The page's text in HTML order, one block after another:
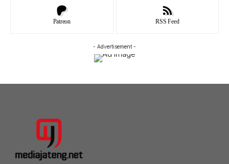
Patreon RSS Feed
- Advertisement -